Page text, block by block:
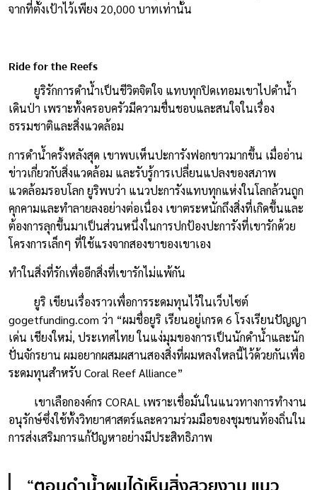
จากที่ตั้งเป้าไว้เพียง 20,000 บาทเท่านั้น
Ride for the Reefs
ยูริรักการดำน้ำเป็นชีวิตจิตใจ แทบทุกปิดเทอมเขาไปดำน้ำ
เดินป่า เพราะทั้งครอบครัวมีความชื่นชอบและสนใจในเรื่อง
ธรรมชาติและสิ่งแวดล้อม
การดำน้ำครั้งหลังสุด เขาพบเห็นปะการังฟอกขาวมากขึ้น เมื่ออ่าน
ข่าวเกี่ยวกับสิ่งแวดล้อม และรับรู้การเปลี่ยนแปลงของสภาพ
แวดล้อมรอบโลก ยูริพบว่า แนวปะการังแทบทุกแห่งในโลกล้วนถูก
คุกคามและทำลายลงอย่างต่อเนื่อง เขาตระหนักถึงสิ่งที่เกิดขึ้นและ
ต้องการลุกขึ้นมาเป็นส่วนหนึ่งในการปกป้องปะการังที่เขารักด้วย
โครงการเล็กๆ ที่ใช้แรงจากสองขาของเขาเอง
ทำในสิ่งที่รักเพื่ออีกสิ่งที่เขารักไม่แพ้กัน
ยูริ เขียนเรื่องราวเพื่อการระดมทุนไว้ในเว็บไซต์
gogetfunding.com ว่า “ผมชื่อยูริ เรียนอยู่เกรด 6 โรงเรียนปัญญา
เด่น เชียงใหม่, ประเทศไทย ในแง่มุมของการเป็นนักดำน้ำและนัก
ปั่นจักรยาน ผมอยากผสมผสานสองสิ่งที่ผมหลงใหลนี้ไว้ด้วยกันเพื่อ
ระดมทุนสำหรับ Coral Reef Alliance”
เขาเลือกองค์กร CORAL เพราะเชื่อมั่นในแนวทางการทำงาน
อนุรักษ์ซึ่งใช้ทั้งวิทยาศาสตร์และความร่วมมือของชุมชนท้องถิ่นใน
การส่งเสริมการแก้ปัญหาอย่างมีประสิทธิภาพ